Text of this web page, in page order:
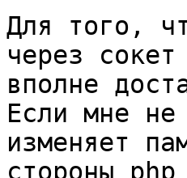
Для того,
через
вполне
Если мне не
изменяет
стороны php